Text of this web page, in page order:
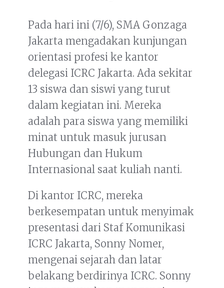
Pada hari ini (7/6), SMA Gonzaga
Jakarta mengadakan kunjungan
orientasi profesi ke kantor
delegasi ICRC Jakarta. Ada sekitar
13 siswa dan siswi yang turut
dalam kegiatan ini. Mereka
adalah para siswa yang memiliki
minat untuk masuk jurusan
Hubungan dan Hukum
Internasional saat kuliah nanti.
Di kantor ICRC, mereka
berkesempatan untuk menyimak
presentasi dari Staf Komunikasi
ICRC Jakarta, Sonny Nomer,
mengenai sejarah dan latar
belakang berdirinya ICRC. Sonny